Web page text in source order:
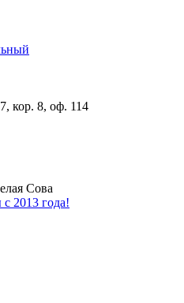
кор. 8, оф. 114
Сова
2013 года!